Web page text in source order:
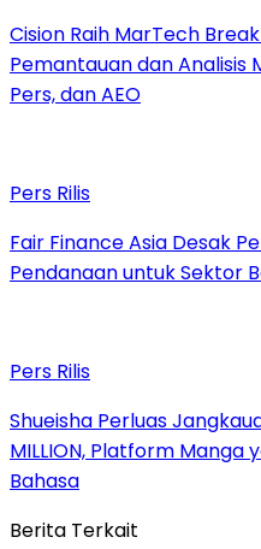
Cision Raih MarTech
Pemantauan dan Analisis
Pers, dan AEO
Pers Rilis
Fair Finance Asia Desak
Pendanaan untuk Sektor
Pers Rilis
Shueisha Perluas
MILLION, Platform Manga
Bahasa
Berita Terkait